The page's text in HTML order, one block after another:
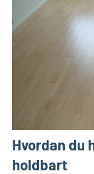
Hvordan du
holdbart